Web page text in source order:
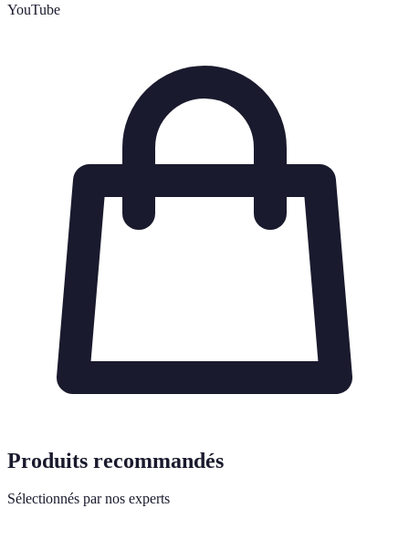
YouTube
Produits recommandés
Sélectionnés par nos experts